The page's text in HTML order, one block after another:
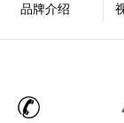
品牌介绍